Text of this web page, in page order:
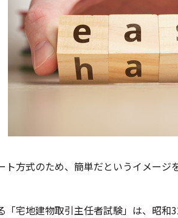
ト方式のため、簡単だというイメー
宅地建物取引主任者試験」は、昭和